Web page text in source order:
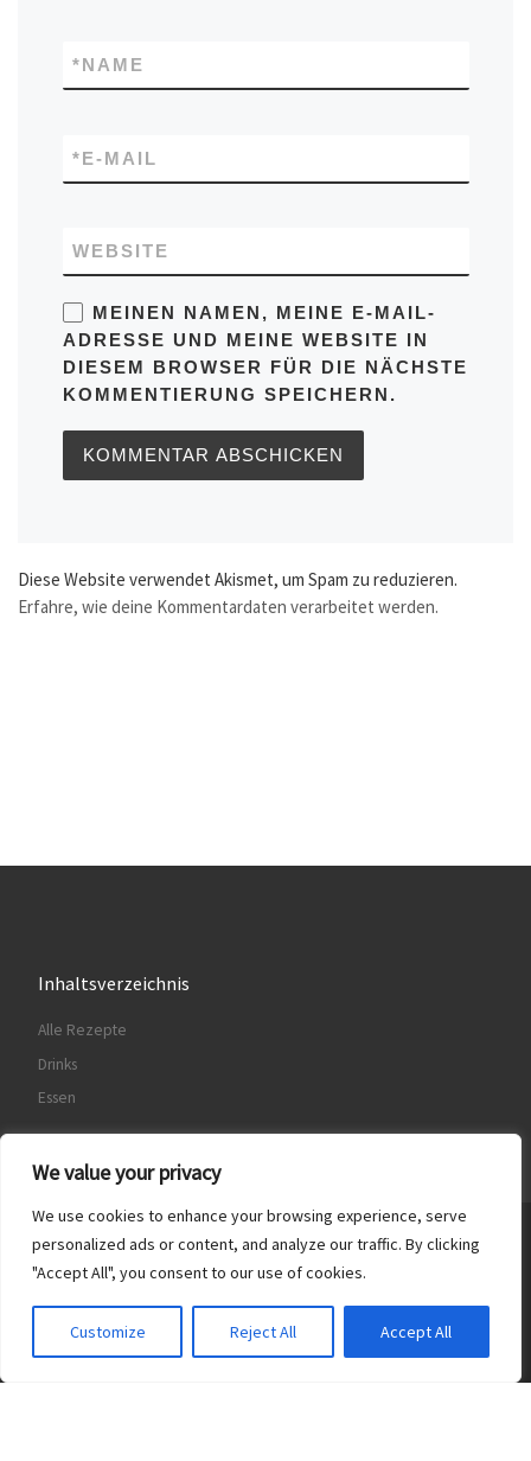
We value your privacy
We use cookies to enhance your browsing experience, serve
personalized ads or content, and analyze our traffic. By clicking
"Accept All", you consent to our use of cookies.
Customize Reject All Accept All
NAME
*
E-MAIL
*
WEBSITE
MEINEN NAMEN, MEINE E-MAIL-
ADRESSE UND MEINE WEBSITE IN
DIESEM BROWSER FÜR DIE NÄCHSTE
KOMMENTIERUNG SPEICHERN.
Diese Website verwendet Akismet, um Spam zu reduzieren.
Erfahre, wie deine Kommentardaten verarbeitet werden.
Inhaltsverzeichnis
Alle Rezepte
Drinks
Essen
© 2026Food & Drinks– Alle Rechte vorbehalten
Präsentiert vonWP– Entworfen mit demCustomizr-Theme
Translate »